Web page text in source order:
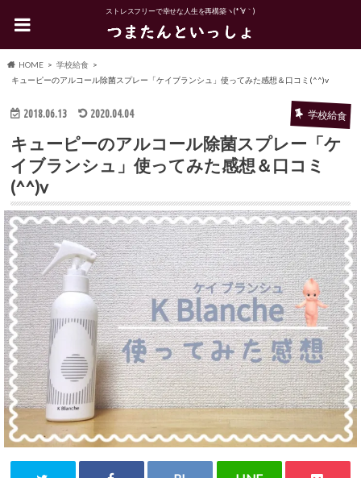
ストレスフリーで幸せな人生を再構築ヽ(*´∀｀)
HOME
学校給食
キューピーのアルコール除菌スプレー「ケイブランシュ」使ってみた感想＆口コミ(^^)v
2018.06.13 2020.04.04 学校給食
キューピーのアルコール除菌スプレー「ケ
イブランシュ」使ってみた感想＆口コミ
(^^)v